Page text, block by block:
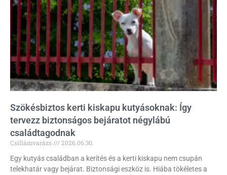
Szökésbiztos kerti kiskapu kutyásoknak: Így
tervezz biztonságos bejáratot négylábú
családtagodnak
Csillámvarázs
2026.06.30.
Egy kutyás családban a kerítés és a kerti kiskapu nem csupán
telekhatár vagy bejárat. Biztonsági eszköz is. Hiába tökéletes a